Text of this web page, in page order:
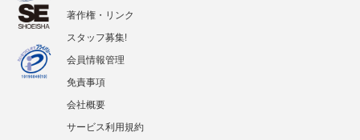
著作権・リンク
スタッフ募集!
会員情報管理
免責事項
会社概要
サービス利用規約